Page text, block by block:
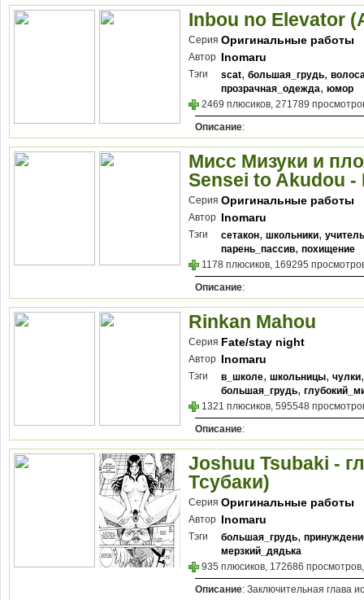
Inbou no Elevator
Серия Оригинальные работы
Автор Inomaru
Тэги scat, большая_грудь,
прозрачная_одежда, юмор
2469 плюсиков, 271789
Описание:
Мисс Мизуки и
Sensei to Akudou -
Серия Оригинальные работы
Автор Inomaru
Тэги сетакон, школьники,
парень_пассив, похищение
1178 плюсиков, 169295
Описание:
Rinkan Mahou
Серия Fate/stay night
Автор Inomaru
Тэги в_школе, школьницы, чулки
большая_грудь,
1321 плюсиков, 595548
Описание:
Joshuu Tsubaki -
Тсубаки)
Серия Оригинальные работы
Автор Inomaru
Тэги большая_грудь,
мерзкий_дядька
935 плюсиков, 172686
Описание: Заключительная глава